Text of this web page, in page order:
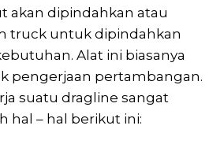
akan dipindahkan atau
truck untuk dipindahkan
Alat ini biasanya
pengerjaan pertambangan.
suatu dragline sangat
hal – hal berikut ini: